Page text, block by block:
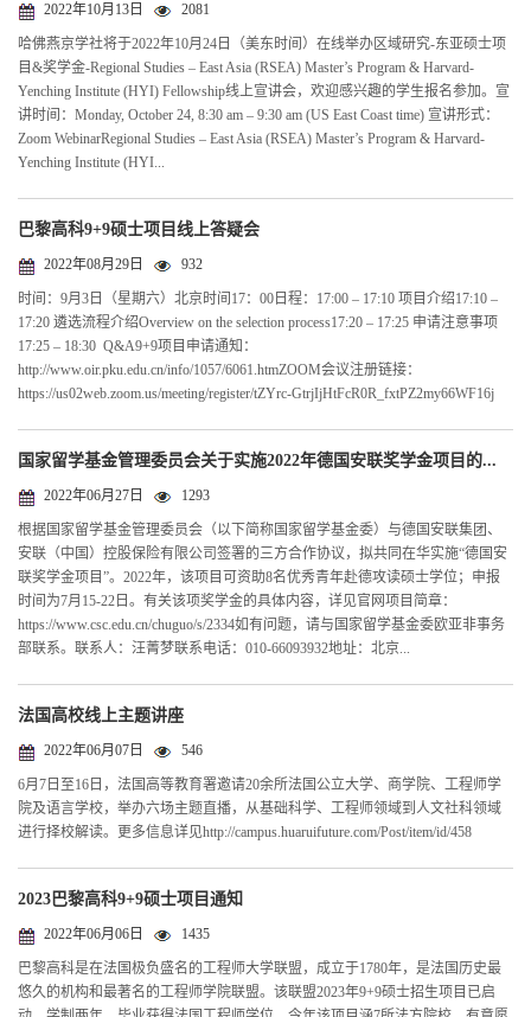
2022年10月13日 2081
哈佛燕京学社将于2022年10月24日（美东时间）在线举办区域研究-东亚硕士项
目&奖学金-Regional Studies – East Asia (RSEA) Master’s Program & Harvard-
Yenching Institute (HYI) Fellowship线上宣讲会，欢迎感兴趣的学生报名参加。宣
讲时间：Monday, October 24, 8:30 am – 9:30 am (US East Coast time) 宣讲形式：
Zoom WebinarRegional Studies – East Asia (RSEA) Master’s Program & Harvard-
Yenching Institute (HYI...
巴黎高科9+9硕士项目线上答疑会
2022年08月29日 932
时间：9月3日（星期六）北京时间17：00日程：17:00 – 17:10 项目介绍17:10 –
17:20 遴选流程介绍Overview on the selection process17:20 – 17:25 申请注意事项
17:25 – 18:30 Q&A9+9项目申请通知：
http://www.oir.pku.edu.cn/info/1057/6061.htmZOOM会议注册链接：
https://us02web.zoom.us/meeting/register/tZYrc-GtrjIjHtFcR0R_fxtPZ2my66WF16j
国家留学基金管理委员会关于实施2022年德国安联奖学金项目的...
2022年06月27日 1293
根据国家留学基金管理委员会（以下简称国家留学基金委）与德国安联集团、
安联（中国）控股保险有限公司签署的三方合作协议，拟共同在华实施“德国安
联奖学金项目”。2022年，该项目可资助8名优秀青年赴德攻读硕士学位；申报
时间为7月15-22日。有关该项奖学金的具体内容，详见官网项目简章：
https://www.csc.edu.cn/chuguo/s/2334如有问题，请与国家留学基金委欧亚非事务
部联系。联系人：汪菁梦联系电话：010-66093932地址：北京...
法国高校线上主题讲座
2022年06月07日 546
6月7日至16日，法国高等教育署邀请20余所法国公立大学、商学院、工程师学
院及语言学校，举办六场主题直播，从基础科学、工程师领域到人文社科领域
进行择校解读。更多信息详见http://campus.huaruifuture.com/Post/item/id/458
2023巴黎高科9+9硕士项目通知
2022年06月06日 1435
巴黎高科是在法国极负盛名的工程师大学联盟，成立于1780年，是法国历史最
悠久的机构和最著名的工程师学院联盟。该联盟2023年9+9硕士招生项目已启